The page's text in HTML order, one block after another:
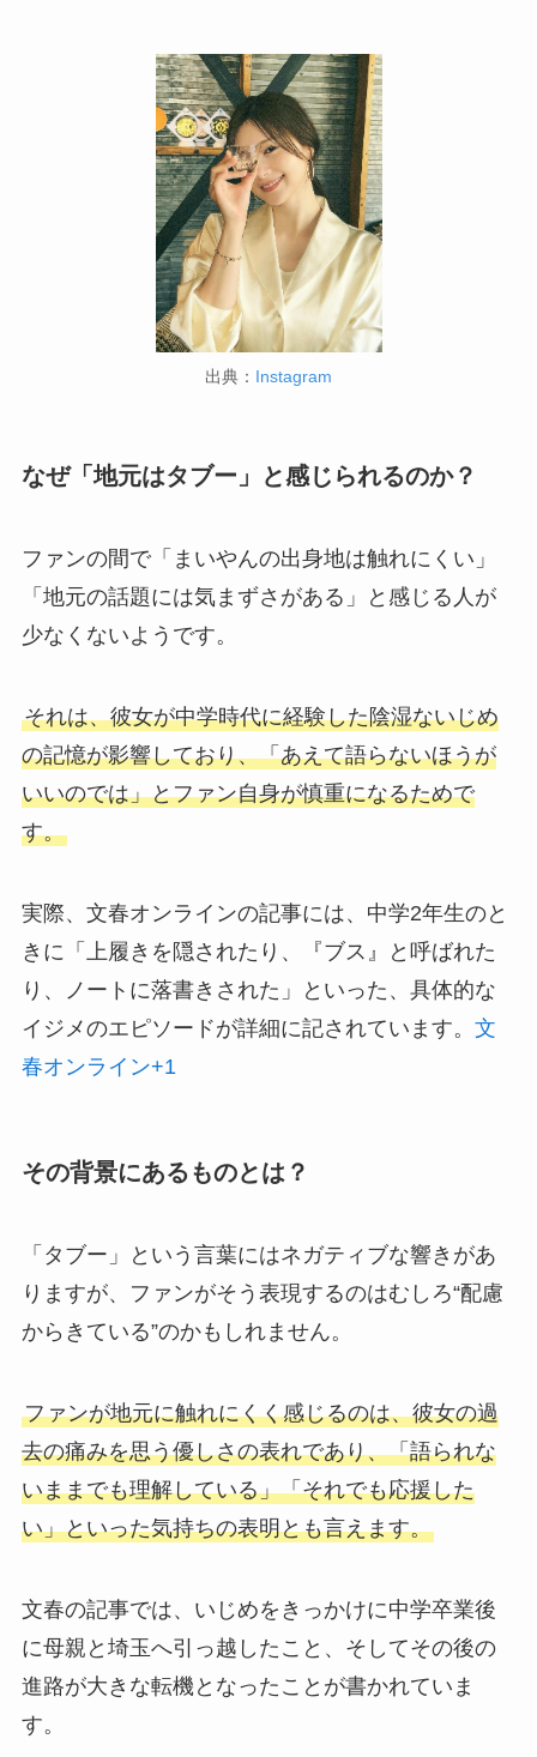
出典： Instagram
なぜ「地元はタブー」と感じられるのか？
ファンの間で「まいやんの出身地は触れにくい」
「地元の話題には気まずさがある」と感じる人が
少なくないようです。
それは、彼女が中学時代に経験した陰湿ないじめ
の記憶が影響しており、「あえて語らないほうが
いいのでは」とファン自身が慎重になるためで
す。
実際、文春オンラインの記事には、中学2年生のと
きに「上履きを隠されたり、『ブス』と呼ばれた
り、ノートに落書きされた」といった、具体的な
イジメのエピソードが詳細に記されています。 文
春オンライン+1
その背景にあるものとは？
「タブー」という言葉にはネガティブな響きがあ
りますが、ファンがそう表現するのはむしろ“配慮
からきている”のかもしれません。
ファンが地元に触れにくく感じるのは、彼女の過
去の痛みを思う優しさの表れであり、「語られな
いままでも理解している」「それでも応援した
い」といった気持ちの表明とも言えます。
文春の記事では、いじめをきっかけに中学卒業後
に母親と埼玉へ引っ越したこと、そしてその後の
進路が大きな転機となったことが書かれていま
す。